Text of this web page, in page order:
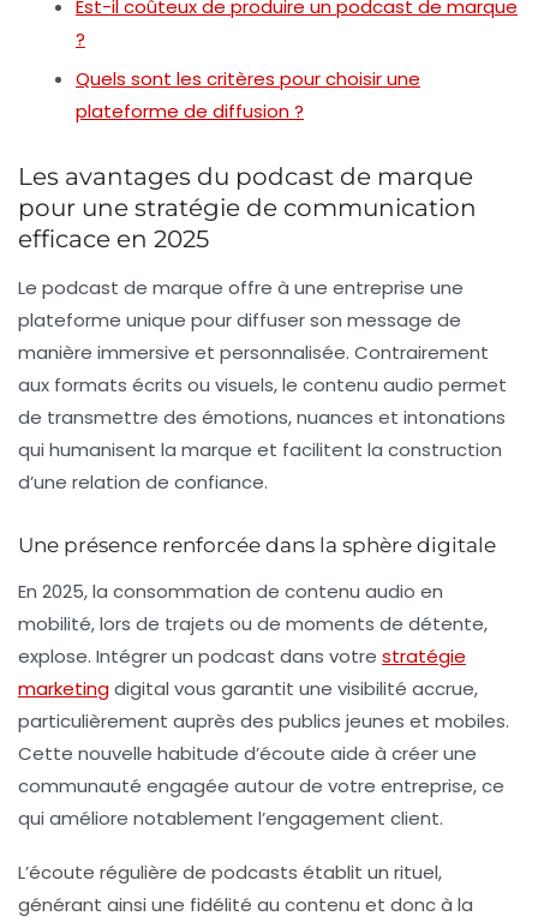
Est-il coûteux de produire un podcast de marque
?
Quels sont les critères pour choisir une
plateforme de diffusion ?
Les avantages du podcast de marque
pour une stratégie de communication
efficace en 2025
Le podcast de marque offre à une entreprise une
plateforme unique pour diffuser son message de
manière immersive et personnalisée. Contrairement
aux formats écrits ou visuels, le contenu audio permet
de transmettre des émotions, nuances et intonations
qui humanisent la marque et facilitent la construction
d’une relation de confiance.
Une présence renforcée dans la sphère digitale
En 2025, la consommation de contenu audio en
mobilité, lors de trajets ou de moments de détente,
explose. Intégrer un podcast dans votre stratégie
marketingdigital vous garantit une visibilité accrue,
particulièrement auprès des publics jeunes et mobiles.
Cette nouvelle habitude d’écoute aide à créer une
communauté engagée autour de votre entreprise, ce
qui améliore notablement l’engagement client.
L’écoute régulière de podcasts établit un rituel,
générant ainsi une fidélité au contenu et donc à la